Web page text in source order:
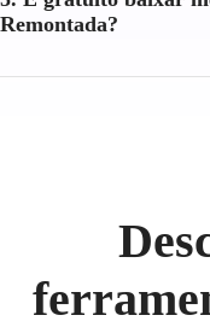
Remontada?